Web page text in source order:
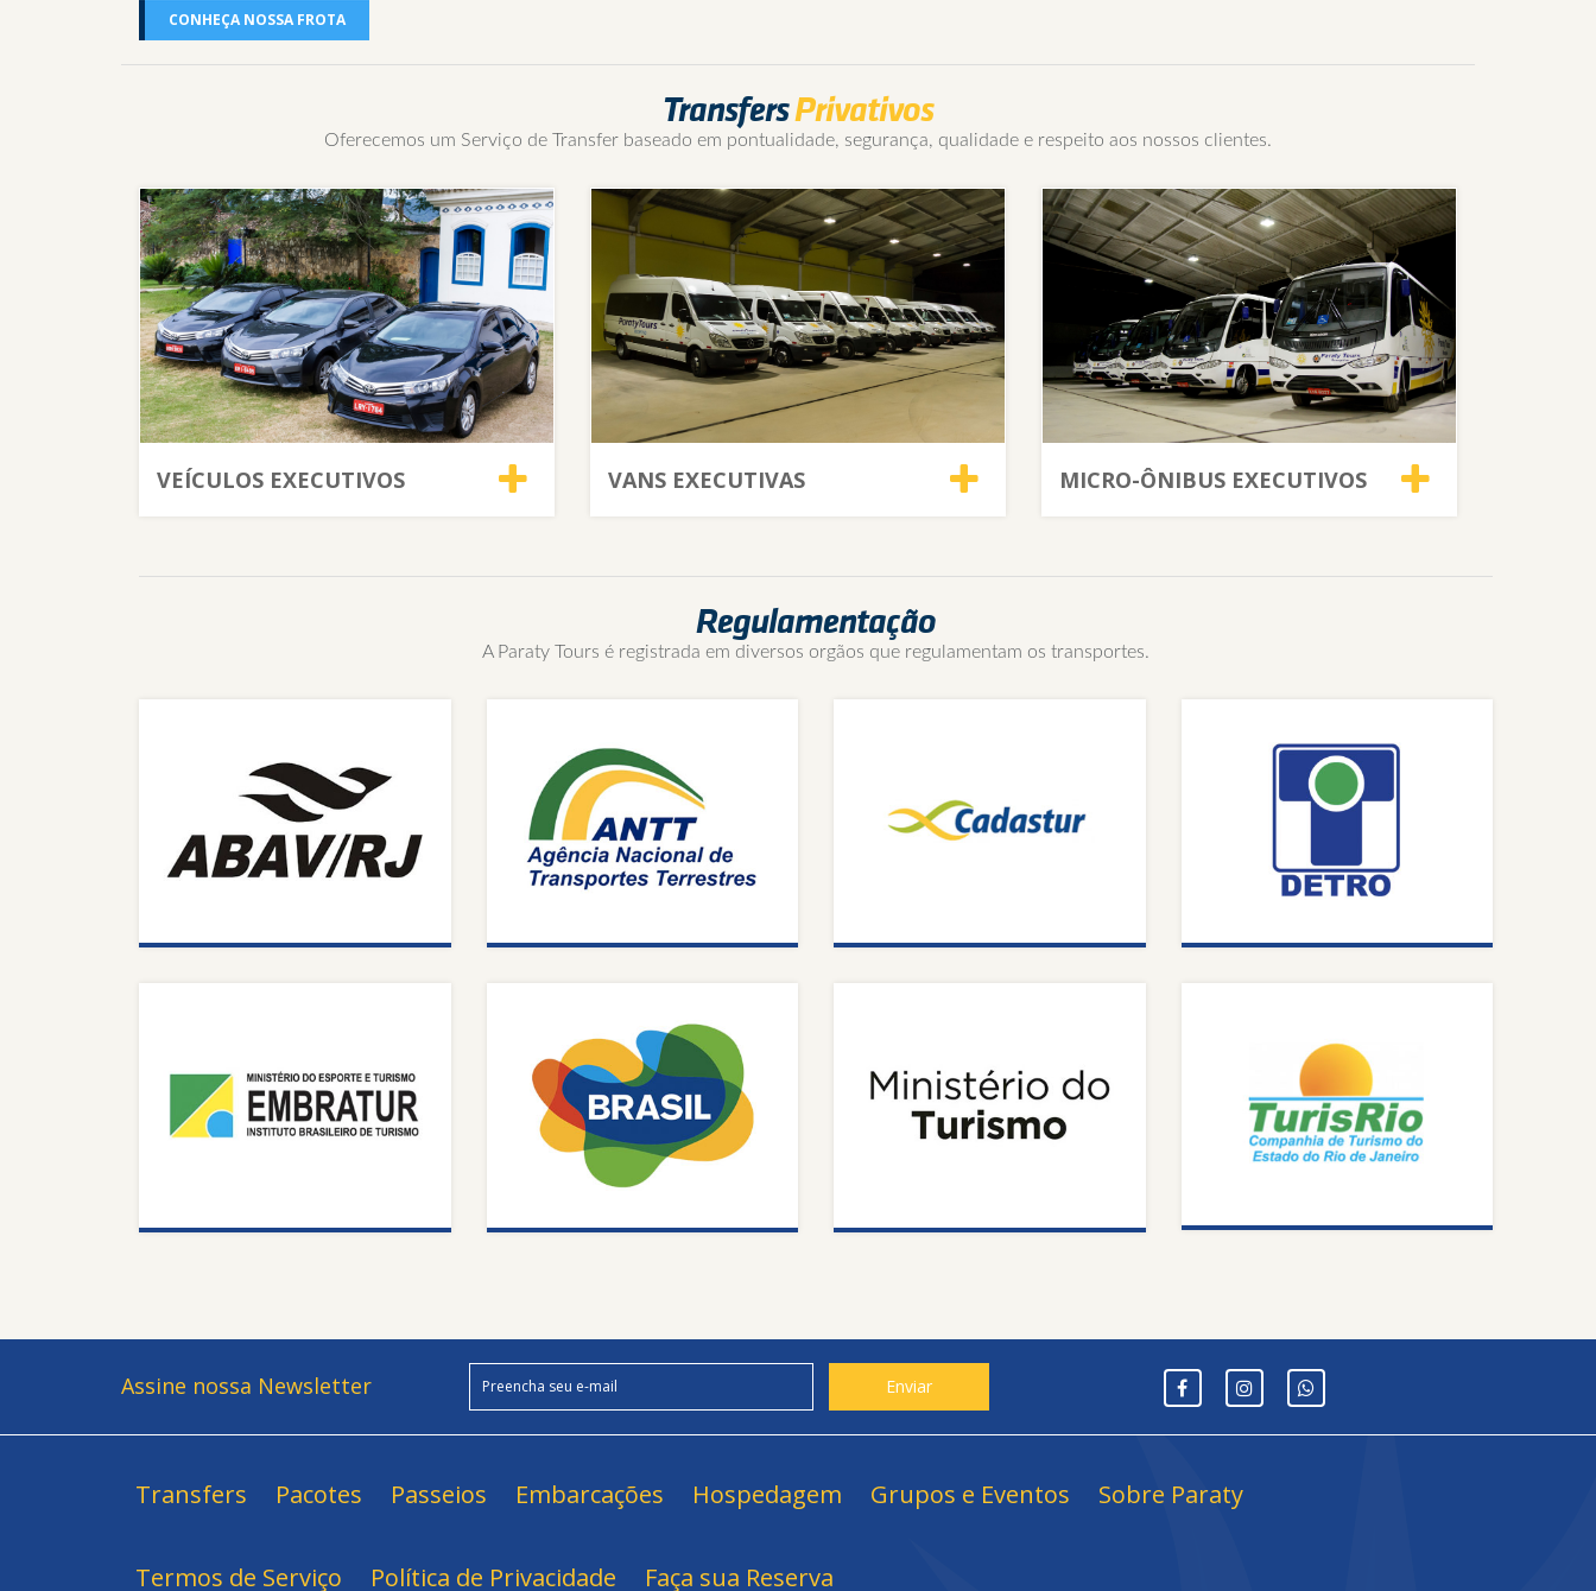
CONHEÇA NOSSA FROTA
TransfersPrivativos
Oferecemos um Serviço de Transfer baseado em pontualidade, segurança, qualidade e respeito aos nossos clientes.
VEÍCULOS EXECUTIVOS VANS EXECUTIVAS MICRO-ÔNIBUS EXECUTIVOS
Regulamentação
A Paraty Tours é registrada em diversos orgãos que regulamentam os transportes.
Assine nossa Newsletter
Transfers Pacotes Passeios Embarcações Hospedagem Grupos e Eventos Sobre Paraty
Termos de Serviço Política de Privacidade Faça sua Reserva